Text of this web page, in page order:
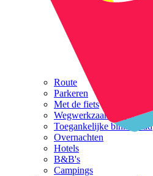
Route
Parkeren
Met de fiets
Wegwerkzaamheden
Toegankelijke binnenstad
Overnachten
Hotels
B&B's
Campings